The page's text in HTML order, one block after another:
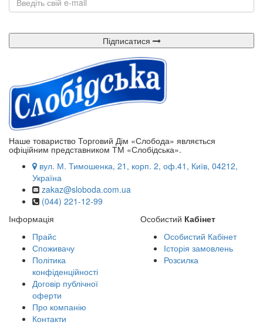
Підписатися
Наше товариство Торговий Дім «Слобода» являється
офіційним представником ТМ «Слобідська».
вул. М. Тимошенка, 21, корп. 2, оф.41, Київ, 04212,
Україна
zakaz@sloboda.com.ua
(044) 221-12-99
Інформація
Прайс
Споживачу
Політика
конфіденційності
Договір публічної
оферти
Про компанію
Контакти
Особистий Кабінет
Особистий Кабінет
Історія замовлень
Розсилка